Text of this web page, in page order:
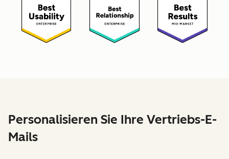
Personalisieren Sie Ihre Vertriebs-E-
Mails